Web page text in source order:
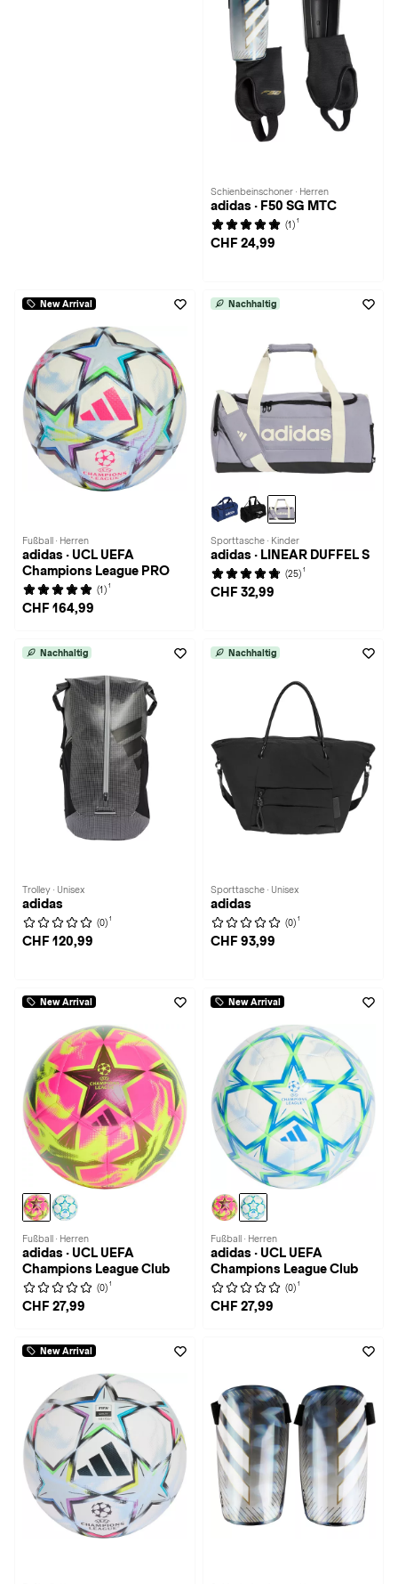
Schienbeinschoner · Herren
adidas · F50 SG MTC
(1) 1
CHF 24,99
New Arrival
Fußball · Herren
adidas · UCL UEFA
Champions League PRO
(1) 1
CHF 164,99
Nachhaltig
Sporttasche · Kinder
adidas · LINEAR DUFFEL S
(25) 1
CHF 32,99
Nachhaltig
Trolley · Unisex
adidas
(0) 1
CHF 120,99
Nachhaltig
Sporttasche · Unisex
adidas
(0) 1
CHF 93,99
New Arrival
Fußball · Herren
adidas · UCL UEFA
Champions League Club
(0) 1
CHF 27,99
New Arrival
Fußball · Herren
adidas · UCL UEFA
Champions League Club
(0) 1
CHF 27,99
New Arrival